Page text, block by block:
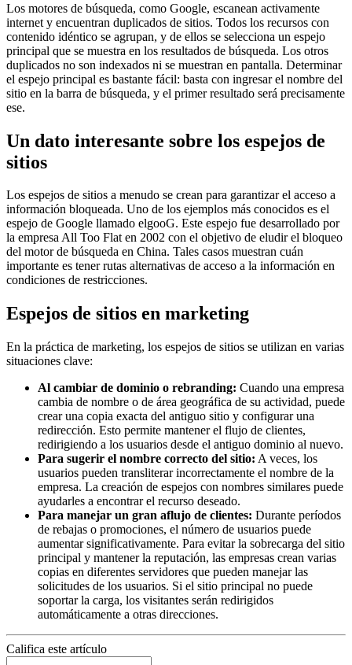
Los motores de búsqueda, como Google, escanean activamente
internet y encuentran duplicados de sitios. Todos los recursos con
contenido idéntico se agrupan, y de ellos se selecciona un espejo
principal que se muestra en los resultados de búsqueda. Los otros
duplicados no son indexados ni se muestran en pantalla. Determinar
el espejo principal es bastante fácil: basta con ingresar el nombre del
sitio en la barra de búsqueda, y el primer resultado será precisamente
ese.
Un dato interesante sobre los espejos de
sitios
Los espejos de sitios a menudo se crean para garantizar el acceso a
información bloqueada. Uno de los ejemplos más conocidos es el
espejo de Google llamado elgooG. Este espejo fue desarrollado por
la empresa All Too Flat en 2002 con el objetivo de eludir el bloqueo
del motor de búsqueda en China. Tales casos muestran cuán
importante es tener rutas alternativas de acceso a la información en
condiciones de restricciones.
Espejos de sitios en marketing
En la práctica de marketing, los espejos de sitios se utilizan en varias
situaciones clave:
Al cambiar de dominio o rebranding: Cuando una empresa
cambia de nombre o de área geográfica de su actividad, puede
crear una copia exacta del antiguo sitio y configurar una
redirección. Esto permite mantener el flujo de clientes,
redirigiendo a los usuarios desde el antiguo dominio al nuevo.
Para sugerir el nombre correcto del sitio: A veces, los
usuarios pueden transliterar incorrectamente el nombre de la
empresa. La creación de espejos con nombres similares puede
ayudarles a encontrar el recurso deseado.
Para manejar un gran aflujo de clientes: Durante períodos
de rebajas o promociones, el número de usuarios puede
aumentar significativamente. Para evitar la sobrecarga del sitio
principal y mantener la reputación, las empresas crean varias
copias en diferentes servidores que pueden manejar las
solicitudes de los usuarios. Si el sitio principal no puede
soportar la carga, los visitantes serán redirigidos
automáticamente a otras direcciones.
Califica este artículo